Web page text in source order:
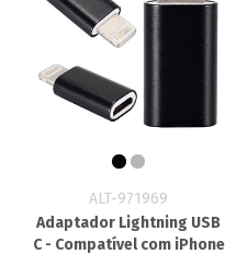
ALT-971969
Adaptador Lightning USB
C - Compatível com iPhone